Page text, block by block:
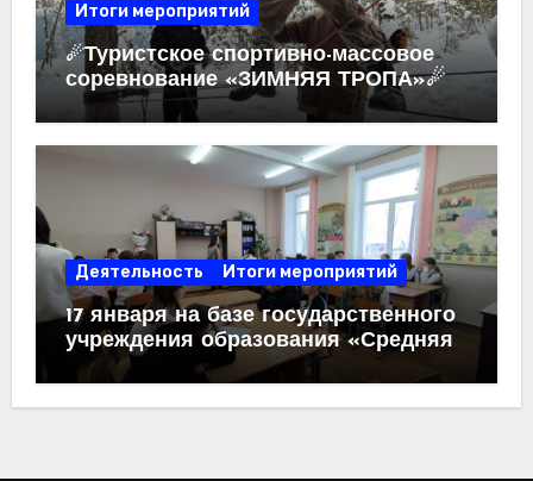
Итоги мероприятий
☄Туристское спортивно-массовое
соревнование «ЗИМНЯЯ ТРОПА»☄
Деятельность Итоги мероприятий
17 января на базе государственного
учреждения образования «Средняя
школа №6 г.Жлобина имени